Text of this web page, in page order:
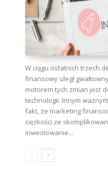
W ciągu ostatnich trzech
finansowy uległ
motorem tych zmian jest
technologii. Innym
fakt, że marketing
ciężkości ze
inwestowanie...